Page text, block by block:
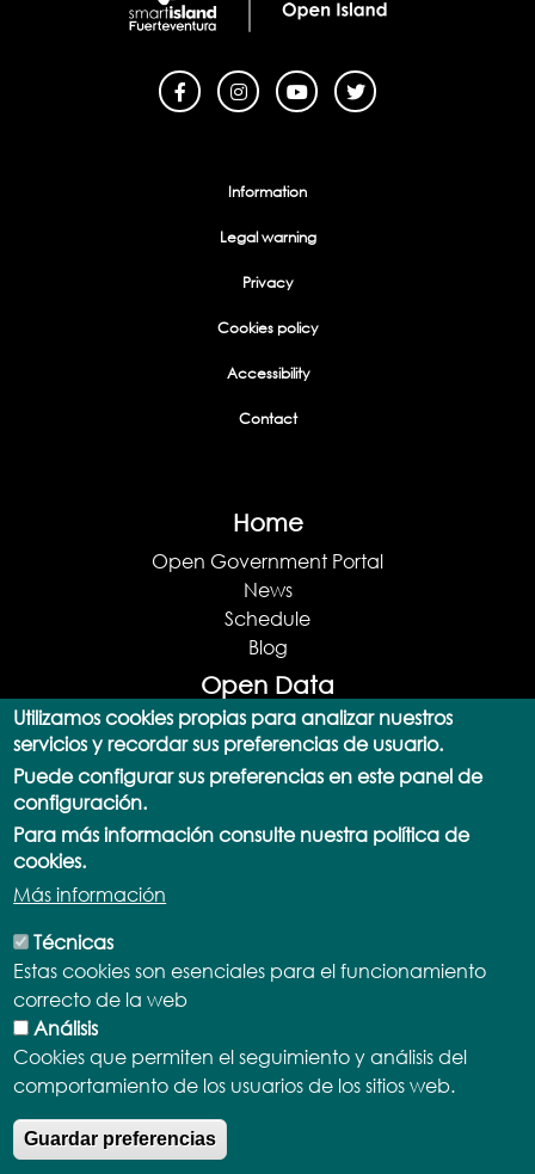
Information
Legal warning
Privacy
Cookies policy
Accessibility
Contact
Home
Open Government Portal
News
Schedule
Blog
Open Data
Open Data Portal
Data Catalog
SPARQL Query
Documentation and Support
Usage statistics
Transparency portals
Ayuntamiento de Antigua
Transparency
Citizen Participation
Utilizamos cookies propias para analizar nuestros
servicios y recordar sus preferencias de usuario.
Puede configurar sus preferencias en este panel de
configuración.
Para más información consulte nuestra política de
cookies.
Más información
Técnicas
Estas cookies son esenciales para el funcionamiento
correcto de la web
Análisis
Cookies que permiten el seguimiento y análisis del
comportamiento de los usuarios de los sitios web.
Guardar preferencias